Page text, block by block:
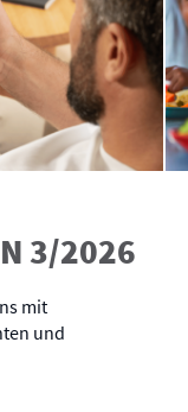
3/2026
mit
und